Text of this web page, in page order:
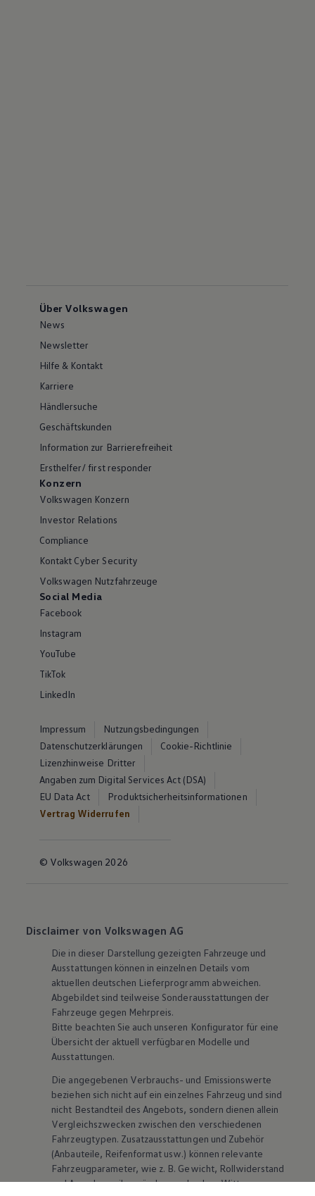
Über Volkswagen
News
Newsletter
Hilfe & Kontakt
Karriere
Händlersuche
Geschäftskunden
Information zur Barrierefreiheit
Ersthelfer/ first responder
Konzern
Volkswagen Konzern
Investor Relations
Compliance
Kontakt Cyber Security
Volkswagen Nutzfahrzeuge
Social Media
Facebook
Instagram
YouTube
TikTok
LinkedIn
Impressum
Nutzungsbedingungen
Datenschutzerklärungen
Cookie-Richtlinie
Lizenzhinweise Dritter
Angaben zum Digital Services Act (DSA)
EU Data Act
Produktsicherheitsinformationen
Vertrag Widerrufen
© Volkswagen 2026
Disclaimer von Volkswagen AG
Die in dieser Darstellung gezeigten Fahrzeuge und
Ausstattungen können in einzelnen Details vom
aktuellen deutschen Lieferprogramm abweichen.
Abgebildet sind teilweise Sonderausstattungen der
Fahrzeuge gegen Mehrpreis.
Bitte beachten Sie auch unseren Konfigurator für eine
Übersicht der aktuell verfügbaren Modelle und
Ausstattungen.
Die angegebenen Verbrauchs- und Emissionswerte
beziehen sich nicht auf ein einzelnes Fahrzeug und sind
nicht Bestandteil des Angebots, sondern dienen allein
Vergleichszwecken zwischen den verschiedenen
Fahrzeugtypen. Zusatzausstattungen und Zubehör
(Anbauteile, Reifenformat usw.) können relevante
Fahrzeugparameter, wie z. B. Gewicht, Rollwiderstand
und Aerodynamik verändern und neben Witterungs-